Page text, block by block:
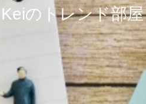
Keiのトレンド部屋